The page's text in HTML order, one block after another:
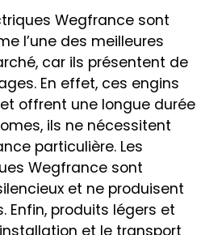
Wegfrance sont
l’une des meilleures
car ils présentent de
En effet, ces engins
offrent une longue durée
ils ne nécessitent
particulière. Les
Wegfrance sont
et ne produisent
Enfin, produits légers et
et le transport